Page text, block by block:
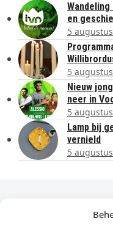
en
5
5
Nieuw
neer in
5
Lamp bij
vernield
5
Dagelijks het